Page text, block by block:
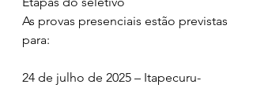
As provas presenciais estão previstas
para:
24 de julho de 2025 – Itapecuru-